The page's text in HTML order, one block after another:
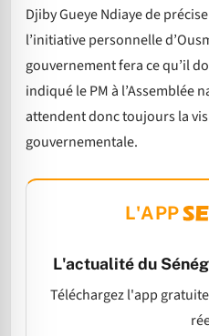
Djiby Gueye Ndiaye de
l’initiative personnelle
gouvernement fera ce qu’il
indiqué le PM à l’Assemblée
attendent donc toujours la
gouvernementale.
L'APP
L'actualité du
Téléchargez l'app